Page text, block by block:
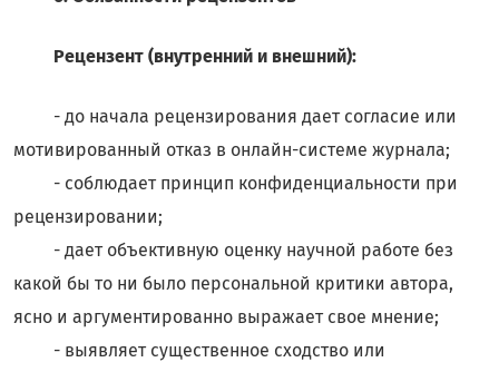
Рецензент (внутренний и внешний):
- до начала рецензирования дает согласие или
мотивированный отказ в онлайн-системе журнала;
- соблюдает принцип конфиденциальности при
рецензировании;
- дает объективную оценку научной работе без
какой бы то ни было персональной критики автора,
ясно и аргументированно выражает свое мнение;
- выявляет существенное сходство или